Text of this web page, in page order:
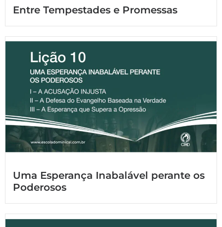
Entre Tempestades e Promessas
Uma Esperança Inabalável perante os
Poderosos